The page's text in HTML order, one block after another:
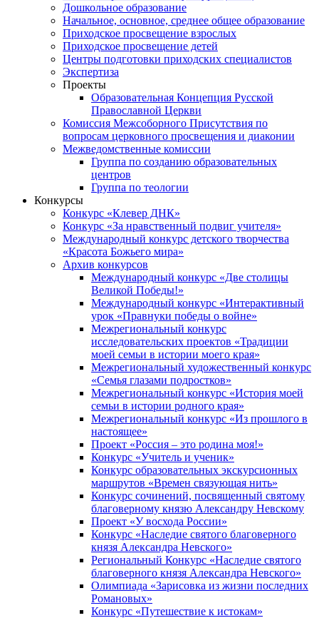
Дошкольное образование
Начальное, основное, среднее общее образование
Приходское просвещение взрослых
Приходское просвещение детей
Центры подготовки приходских специалистов
Экспертиза
Проекты
Образовательная Концепция Русской
Православной Церкви
Комиссия Межсоборного Присутствия по
вопросам церковного просвещения и диаконии
Межведомственные комиссии
Группа по созданию образовательных
центров
Группа по теологии
Конкурсы
Конкурс «Клевер ДНК»
Конкурс «За нравственный подвиг учителя»
Международный конкурс детского творчества
«Красота Божьего мира»
Архив конкурсов
Международный конкурс «Две столицы
Великой Победы!»
Международный конкурс «Интерактивный
урок «Правнуки победы о войне»
Межрегиональный конкурс
исследовательских проектов «Традиции
моей семьи в истории моего края»
Межрегиональный художественный конкурс
«Семья глазами подростков»
Межрегиональный конкурс «История моей
семьи в истории родного края»
Межрегиональный конкурс «Из прошлого в
настоящее»
Проект «Россия – это родина моя!»
Конкурс «Учитель и ученик»
Конкурс образовательных экскурсионных
маршрутов «Времен связующая нить»
Конкурс сочинений, посвященный святому
благоверному князю Александру Невскому
Проект «У восхода России»
Конкурс «Наследие святого благоверного
князя Александра Невского»
Региональный Конкурс «Наследие святого
благоверного князя Александра Невского»
Олимпиада «Зарисовка из жизни последних
Романовых»
Конкурс «Путешествие к истокам»